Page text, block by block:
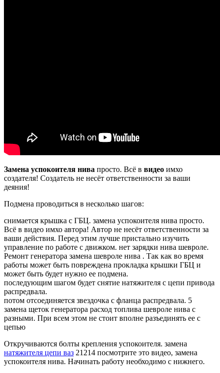
Замена успокоителя нива просто. Всё в видео имхо
создателя! Создатель не несёт ответственности за ваши
деяния!
Подмена проводиться в несколько шагов:
снимается крышка с ГБЦ. замена успокоителя нива просто.
Всё в видео имхо автора! Автор не несёт ответственности за
ваши действия. Перед этим лучше пристально изучить
управление по работе с движком. нет зарядки нива шевроле.
Ремонт генератора замена шевроле нива . Так как во время
работы может быть повреждена прокладка крышки ГБЦ и
может быть будет нужно ее подмена.
последующим шагом будет снятие натяжителя с цепи привода
распредвала.
потом отсоединяется звездочка с фланца распредвала. 5
замена щеток генератора расход топлива шевроле нива с
разными. При всем этом не стоит вполне разъединять ее с
цепью
Откручиваются болты крепления успокоителя. замена
натяжителя цепи ваз 21214 посмотрите это видео, замена
успокоителя нива. Начинать работу необходимо с нижнего.